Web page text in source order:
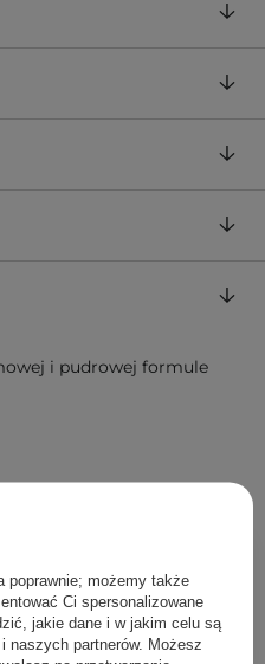
DODAJ DO KOSZYKA
i pudrowej formule
poprawnie; możemy także
Ci spersonalizowane
jakie dane i w jakim celu są
naszych partnerów. Możesz